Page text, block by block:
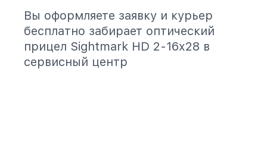
Вы оформляете заявку и курьер
бесплатно забирает оптический
прицел Sightmark HD 2-16x28 в
сервисный центр